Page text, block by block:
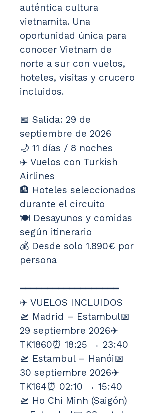
auténtica cultura
vietnamita. Una
oportunidad única para
conocer Vietnam de
norte a sur con vuelos,
hoteles, visitas y crucero
incluidos.
📅 Salida: 29 de
septiembre de 2026
🌙 11 días / 8 noches
✈️ Vuelos con Turkish
Airlines
🏨 Hoteles seleccionados
durante el circuito
🍽️ Desayunos y comidas
según itinerario
💰 Desde solo 1.890€ por
persona
━━━━━━━━━━━━━━━━━━
✈️ VUELOS INCLUIDOS
🛫 Madrid – Estambul📅
29 septiembre 2026✈️
TK1860⏰ 18:25 → 23:40
🛫 Estambul – Hanói📅
30 septiembre 2026✈️
TK164⏰ 02:10 → 15:40
🛫 Ho Chi Minh (Saigón)